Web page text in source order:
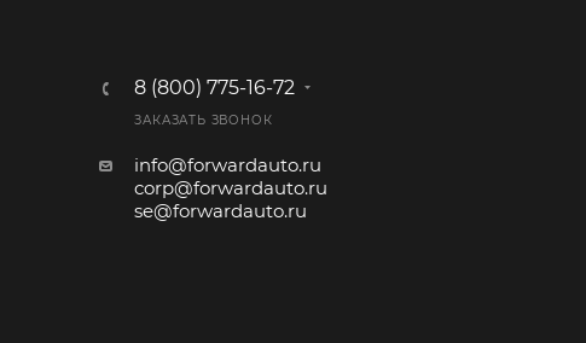
8 (800) 775-16-72
ЗАКАЗАТЬ ЗВОНОК
info@forwardauto.ru
corp@forwardauto.ru
se@forwardauto.ru